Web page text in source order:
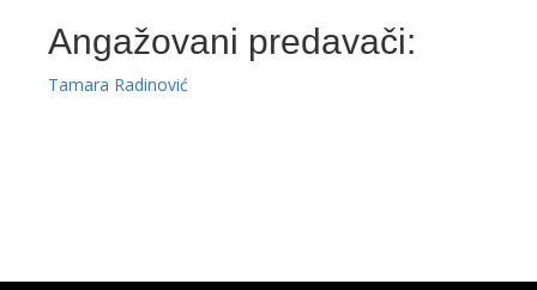
Angažovani predavači:
Tamara Radinović